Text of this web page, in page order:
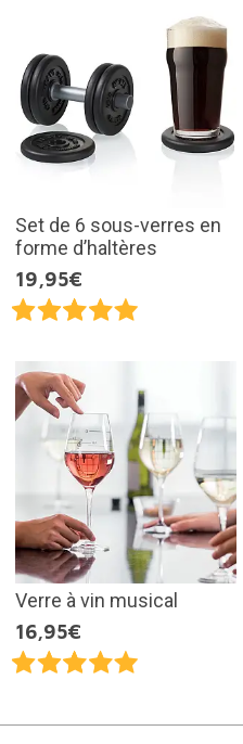
Set de 6 sous-verres en
forme d’haltères
19,95€
Verre à vin musical
16,95€